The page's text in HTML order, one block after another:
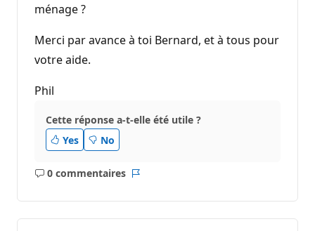
ménage ?
Merci par avance à toi Bernard, et à tous pour
votre aide.
Phil
Cette réponse a-t-elle été utile ?
Yes
No
0 commentaires
Aucun
Rapport